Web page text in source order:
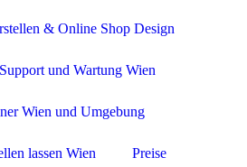
& Online Shop Design
und Wartung Wien
Wien und Umgebung
lassen Wien Preise